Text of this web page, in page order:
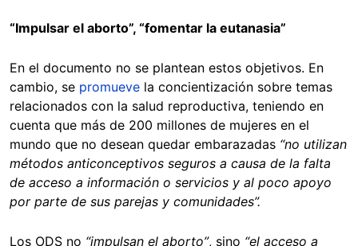
“Impulsar el aborto”, “fomentar la eutanasia”
En el documento no se plantean estos objetivos. En
cambio, se promueve la concientización sobre temas
relacionados con la salud reproductiva, teniendo en
cuenta que más de 200 millones de mujeres en el
mundo que no desean quedar embarazadas “no utilizan
métodos anticonceptivos seguros a causa de la falta
de acceso a información o servicios y al poco apoyo
por parte de sus parejas y comunidades”.
Los ODS no “impulsan el aborto”, sino “el acceso a